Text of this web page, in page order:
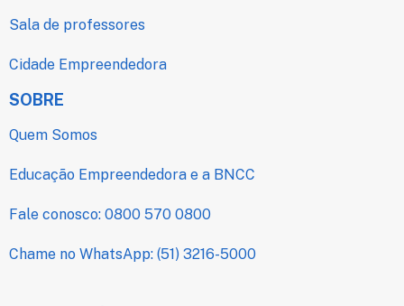
Sala de professores
Cidade Empreendedora
SOBRE
Quem Somos
Educação Empreendedora e a BNCC
Fale conosco: 0800 570 0800
Chame no WhatsApp: (51) 3216-5000